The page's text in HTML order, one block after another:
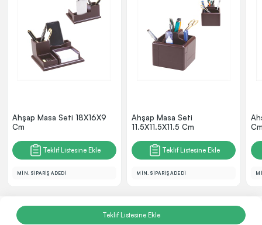
Ahşap Masa Seti 18X16X9
Cm
Teklif Listesine Ekle
MİN. SİPARİŞ ADEDİ
Ahşap Masa Seti
11.5X11.5X11.5 Cm
Teklif Listesine Ekle
MİN. SİPARİŞ ADEDİ
Teklif Listesine Ekle